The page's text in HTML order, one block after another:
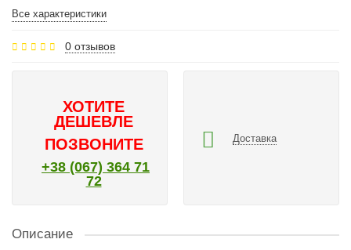
Все характеристики
0 отзывов
ХОТИТЕ
ДЕШЕВЛЕ
ПОЗВОНИТЕ
+38 (067) 364 71
72
Доставка
Описание